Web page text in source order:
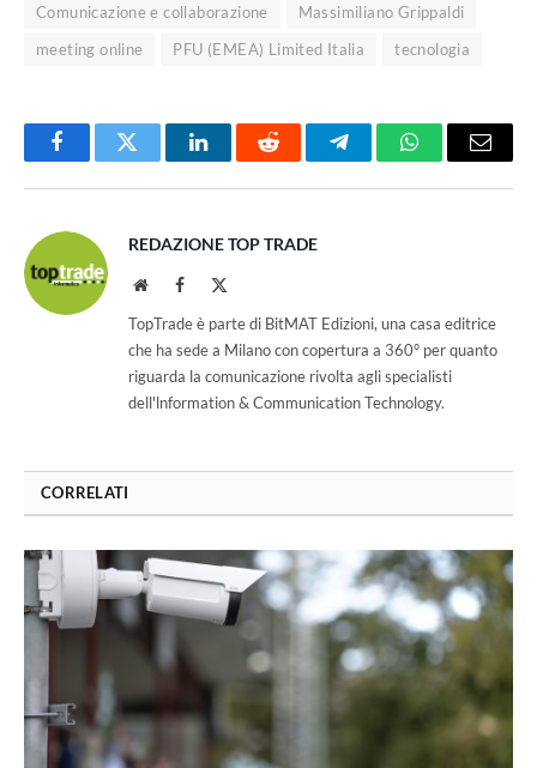
Comunicazione e collaborazione
Massimiliano Grippaldi
meeting online
PFU (EMEA) Limited Italia tecnologia
FacebookTwitter LinkedInReddit TelegramWhatsAppEmail
REDAZIONE TOP TRADE
WebsiteFacebook
TopTrade è parte di BitMAT Edizioni, una casa editrice
che ha sede a Milano con copertura a 360° per quanto
riguarda la comunicazione rivolta agli specialisti
dell'lnformation & Communication Technology.
CORRELATI